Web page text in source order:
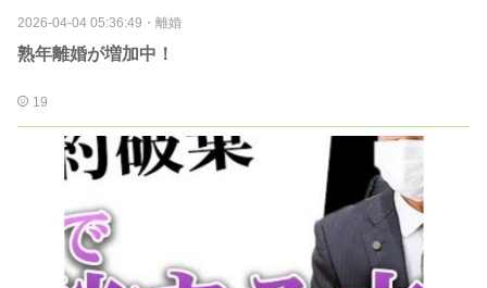
2026-04-04 05:36:49 ・ 離婚
熟年離婚が増加中！
19